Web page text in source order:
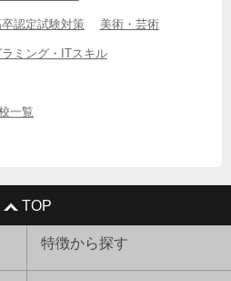
認定試験対策 美術・芸術
ミング・ITスキル
一覧
TOP
特徴から探す